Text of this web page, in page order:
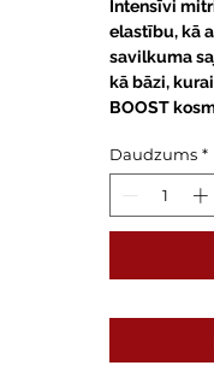
Intensīvi
elastību, kā
savilkuma
kā bāzi,
BOOST
Daudzums *